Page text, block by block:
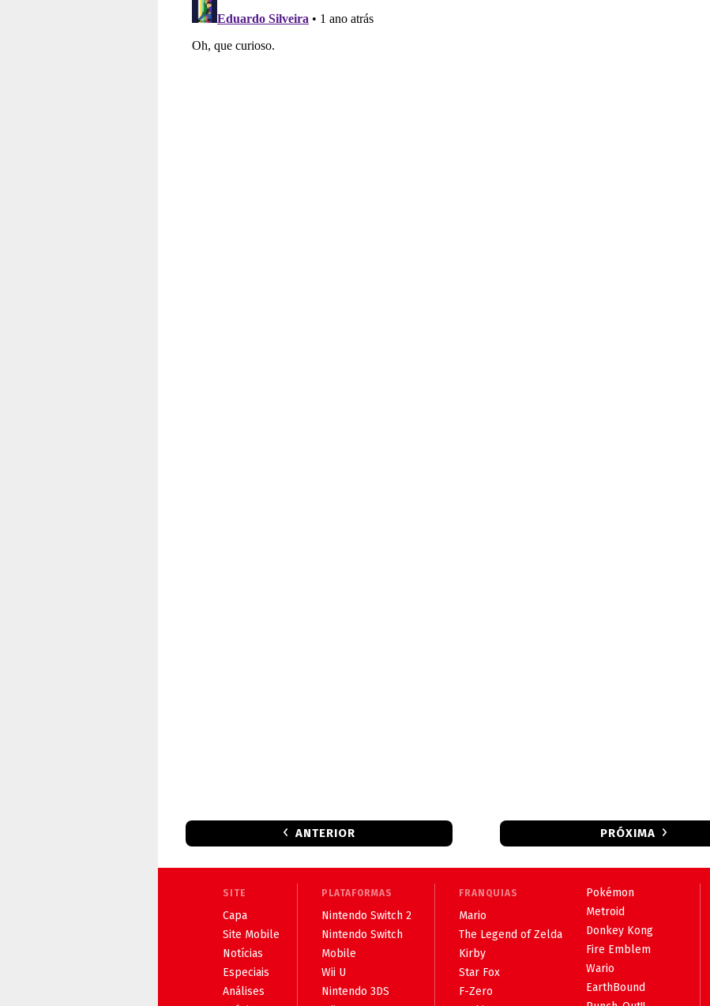
ANTERIOR PRÓXIMA
SITE
Capa
Site Mobile
Notícias
Especiais
Análises
PLATAFORMAS
Nintendo Switch 2
Nintendo Switch
Mobile
Wii U
Nintendo 3DS
FRANQUIAS
Mario
The Legend of Zelda
Kirby
Star Fox
F-Zero
Pokémon
Metroid
Donkey Kong
Fire Emblem
Wario
EarthBound